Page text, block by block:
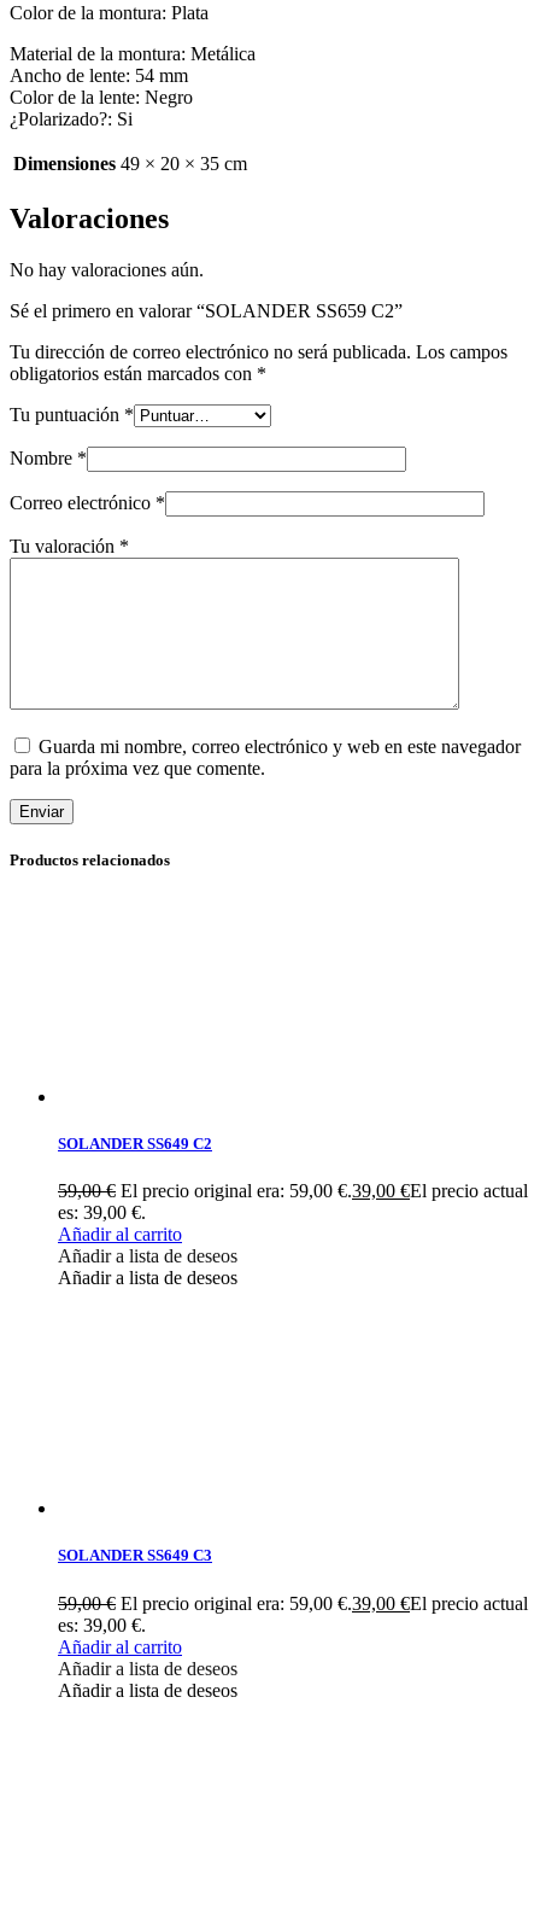
Color de la montura: Plata
Material de la montura: Metálica
Ancho de lente: 54 mm
Color de la lente: Negro
¿Polarizado?: Si
Dimensiones 49 × 20 × 35 cm
Valoraciones
No hay valoraciones aún.
Sé el primero en valorar “SOLANDER SS659 C2”
Tu dirección de correo electrónico no será publicada. Los campos
obligatorios están marcados con *
Tu puntuación *
Nombre *
Correo electrónico *
Tu valoración *
Guarda mi nombre, correo electrónico y web en este navegador
para la próxima vez que comente.
Enviar
Productos relacionados
SOLANDER SS649 C2
59,00€ El precio original era: 59,00 €.39,00 €El precio actual
es: 39,00 €.
Añadir al carrito
Añadir a lista de deseos
Añadir a lista de deseos
SOLANDER SS649 C3
59,00€ El precio original era: 59,00 €.39,00 €El precio actual
es: 39,00 €.
Añadir al carrito
Añadir a lista de deseos
Añadir a lista de deseos